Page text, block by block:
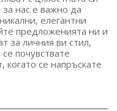
нас е важно да
елегантни
предложенията ни и
за личния ви стил,
почувствате
когато се напръскате